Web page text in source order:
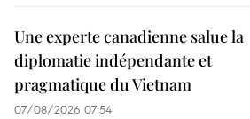
Une experte canadienne salue la
diplomatie indépendante et
pragmatique du Vietnam
07/08/2026 07:54